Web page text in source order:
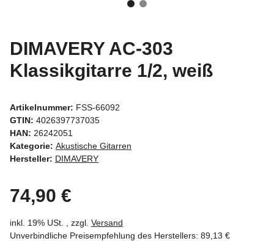
DIMAVERY AC-303
Klassikgitarre 1/2, weiß
Artikelnummer: FSS-66092
GTIN: 4026397737035
HAN: 26242051
Kategorie: Akustische Gitarren
Hersteller: DIMAVERY
74,90 €
inkl. 19% USt. , zzgl. Versand
Unverbindliche Preisempfehlung des Herstellers: 89,13 €